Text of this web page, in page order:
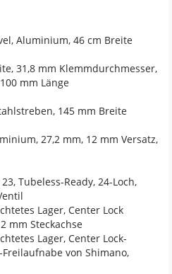
Aluminium, 46 cm Breite
31,8 mm Klemmdurchmesser,
mm Länge
145 mm Breite
27,2 mm, 12 mm Versatz,
Tubeless-Ready, 24-Loch,
Lager, Center Lock
mm Steckachse
Lager, Center Lock-
von Shimano,